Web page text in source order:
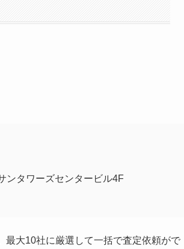
ンタワーズセンタービル4F
最大10社に厳選して一括で査定依頼がで